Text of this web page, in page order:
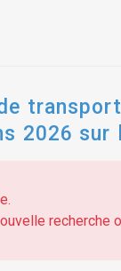
2026 sur